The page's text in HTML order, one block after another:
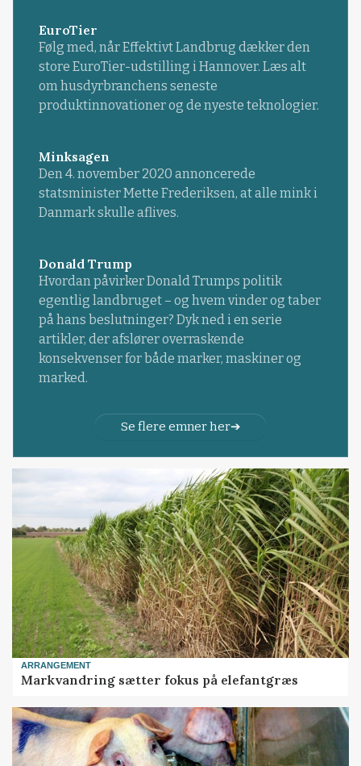
EuroTier
Følg med, når Effektivt Landbrug dækker den
store EuroTier-udstilling i Hannover. Læs alt
om husdyrbranchens seneste
produktinnovationer og de nyeste teknologier.
Minksagen
Den 4. november 2020 annoncerede
statsminister Mette Frederiksen, at alle mink i
Danmark skulle aflives.
Donald Trump
Hvordan påvirker Donald Trumps politik
egentlig landbruget – og hvem vinder og taber
på hans beslutninger? Dyk ned i en serie
artikler, der afslører overraskende
konsekvenser for både marker, maskiner og
marked.
Se flere emner her
ARRANGEMENT
Markvandring sætter fokus på elefantgræs